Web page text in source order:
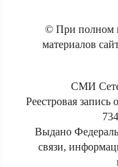
© При полном
материалов
СМИ
Реестровая
Выдано
связи,